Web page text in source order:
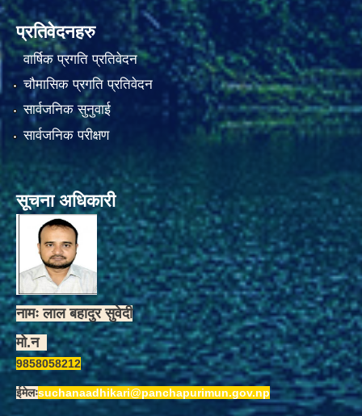
प्रतिवेदनहरु
वार्षिक प्रगति प्रतिवेदन
चौमासिक प्रगति प्रतिवेदन
सार्वजनिक सुनुवाई
सार्वजनिक परीक्षण
सूचना अधिकारी
नामः लाल बहादुर सुवेदी
मो.न
9858058212
ईमेलःsuchanaadhikari@panchapurimun.gov.np